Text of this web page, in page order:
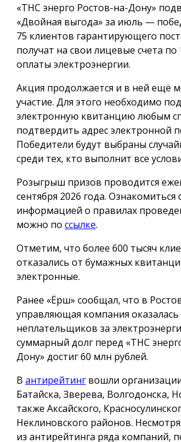
«ТНС энерго Ростов-на-Дону»
«Двойная выгода» за июль —
75 клиентов гарантирующего
получат на свои лицевые счета по
оплаты электроэнергии.
Акция продолжается и в ней ещё
участие. Для этого необходимо
электронную квитанцию любым
подтвердить адрес электронной
Победители будут выбраны
среди тех, кто выполнит все
Розыгрыш призов проводится
сентября 2026 года. Ознакомиться
информацией о правилах
можно по ссылке.
Отметим, что более 600 тысяч
отказались от бумажных
электронные.
Ранее «Ёрш» сообщал, что в
управляющая компания оказалась
неплательщиков за
суммарный долг перед «ТНС
Дону» достиг 60 млн рублей.
В антирейтинг вошли
Батайска, Зверева, Волгодонска,
также Аксайского,
Неклиновского районов.
из антирейтинга ряда компаний,